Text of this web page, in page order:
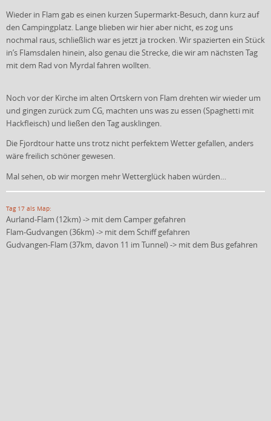
Wieder in Flam gab es einen kurzen Supermarkt-Besuch, dann kurz auf
den Campingplatz. Lange blieben wir hier aber nicht, es zog uns
nochmal raus, schließlich war es jetzt ja trocken. Wir spazierten ein Stück
in’s Flamsdalen hinein, also genau die Strecke, die wir am nächsten Tag
mit dem Rad von Myrdal fahren wollten.
Noch vor der Kirche im alten Ortskern von Flam drehten wir wieder um
und gingen zurück zum CG, machten uns was zu essen (Spaghetti mit
Hackfleisch) und ließen den Tag ausklingen.
Die Fjordtour hatte uns trotz nicht perfektem Wetter gefallen, anders
wäre freilich schöner gewesen.
Mal sehen, ob wir morgen mehr Wetterglück haben würden…
Tag 17 als Map:
Aurland-Flam (12km) -> mit dem Camper gefahren
Flam-Gudvangen (36km) -> mit dem Schiff gefahren
Gudvangen-Flam (37km, davon 11 im Tunnel) -> mit dem Bus gefahren